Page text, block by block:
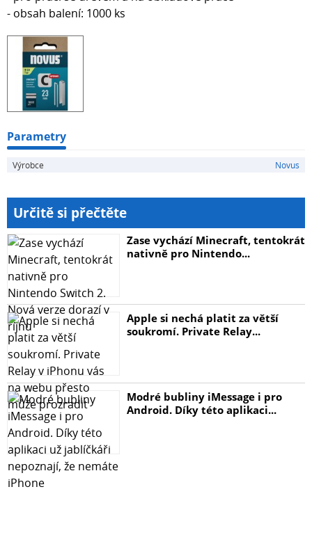
- obsah balení: 1000 ks
Parametry
Výrobce Novus
Určitě si přečtěte
Zase vychází Minecraft, tentokrát
nativně pro Nintendo...
Apple si nechá platit za větší
soukromí. Private Relay...
Modré bubliny iMessage i pro
Android. Díky této aplikaci...